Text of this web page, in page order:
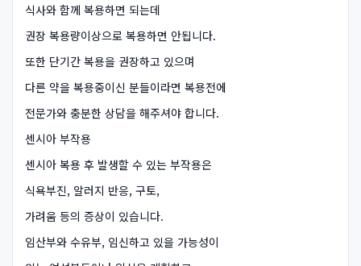
식사와 함께 복용하면 되는데
권장 복용량이상으로 복용하면 안됩니다.
또한 단기간 복용을 권장하고 있으며
다른 약을 복용중이신 분들이라면 복용전에
전문가와 충분한 상담을 해주셔야 합니다.
센시아 부작용
센시아 복용 후 발생할 수 있는 부작용은
식욕부진, 알러지 반응, 구토,
가려움 등의 증상이 있습니다.
임산부와 수유부, 임신하고 있을 가능성이